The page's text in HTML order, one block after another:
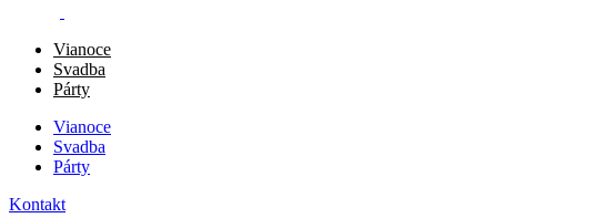
Vianoce
Svadba
Párty
Vianoce
Svadba
Párty
Kontakt